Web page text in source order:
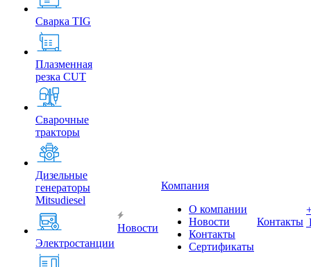
Сварка TIG
Плазменная
резка CUT
Сварочные
тракторы
Дизельные
генераторы
Mitsudiesel
Электростанции
Новости
Компания
О компании
Новости
Контакты
Сертификаты
Контакты